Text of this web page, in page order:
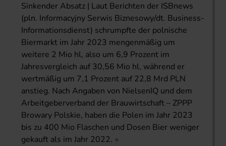
Sinkender Absatz | Laut Berichten der ISBnews
(pln. Informacyjny Serwis Biznesowy/dt. Business-
Informationsdienst) schrumpfte der polnische
Biermarkt im Jahr 2023 mengenmäßig um
weitere 2 Mio hl, also um 6,9 Prozent im
Jahresvergleich auf 30,56 Mio hl, während er
wertmäßig um 7,1 Prozent auf 22,8 Mrd PLN
anstieg. Nach Angaben von NielsenIQ und dem
Arbeit­geberverband der Brauwirtschaft – ZPPP
Browary Polskie, haben die Polen im Jahr 2023
bis zu 400 Mio Flaschen und Dosen Bier weniger
gekauft als im Jahr 2022.